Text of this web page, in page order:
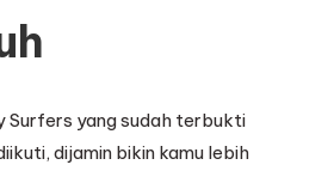
Surfers yang sudah terbukti
dijamin bikin kamu lebih